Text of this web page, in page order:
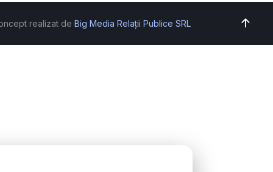
realizat de Big Media Relații Publice SRL